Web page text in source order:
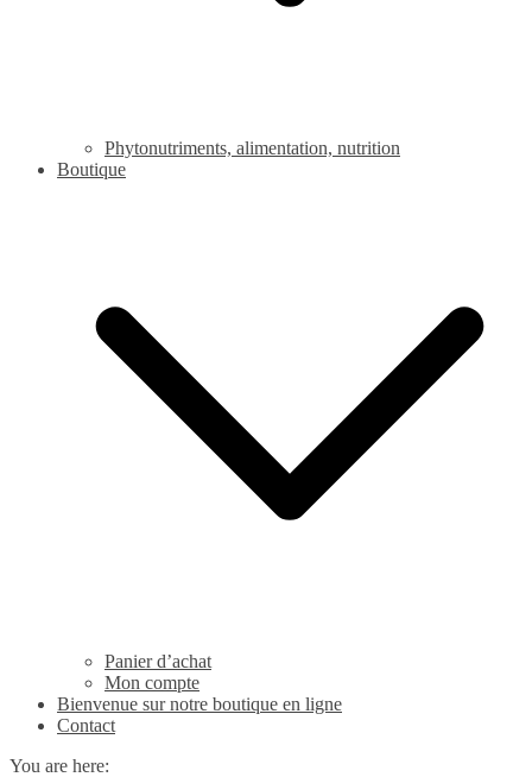
Phytonutriments, alimentation, nutrition
Boutique
Panier d’achat
Mon compte
Bienvenue sur notre boutique en ligne
Contact
You are here: